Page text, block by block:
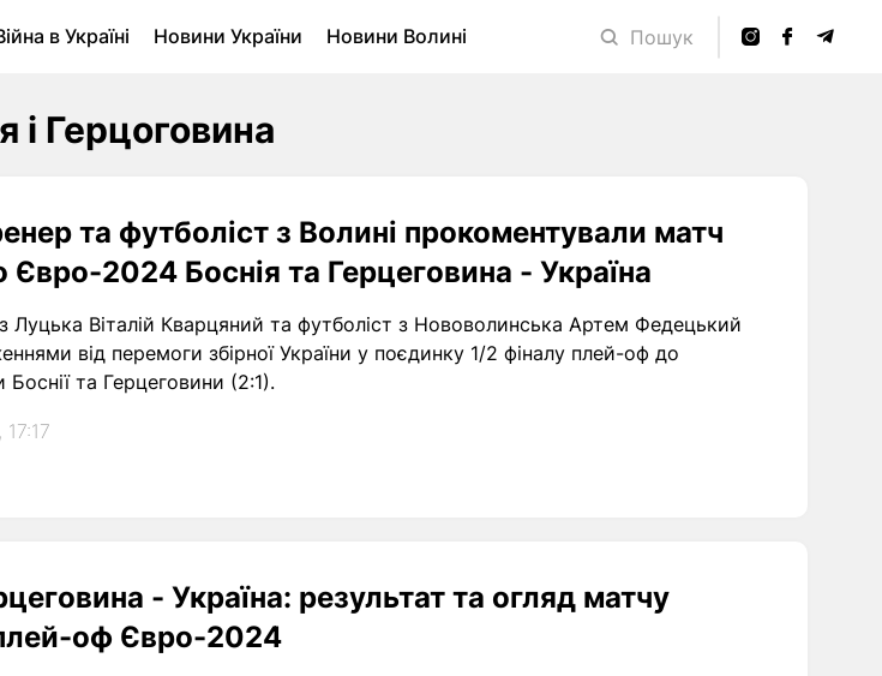
в Україні Новини України
Новини Волині
Пошук
і Герцоговина
та футболіст з Волині прокоментували матч
2024 Боснія та Герцеговина - Україна
Луцька Віталій Кварцяний та футболіст з Нововолинська Артем Федецький
від перемоги збірної України у поєдинку 1/2 фіналу плей-оф до
та Герцеговини (2:1).
- Україна: результат та огляд матчу
оф Євро-2024